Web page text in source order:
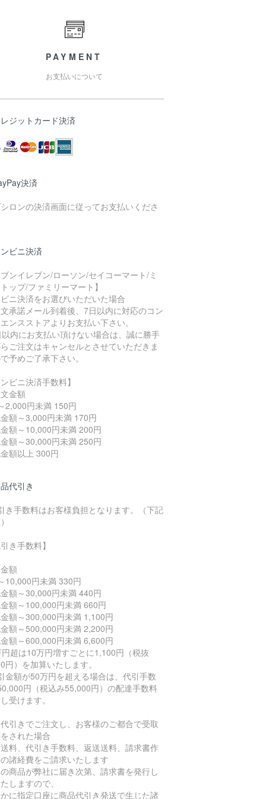
PAYMENT
お支払いについて
ジットカード決済
決済
ロンの決済画面に従ってお支払いくださ
ビニ決済
ブンイレブン/ローソン/セイコーマート/ミ
ップ/ファミリーマート】
ニ決済をお選びいただいた場合
承諾メール到着後、7日以内に対応のコン
ンスストアよりお支払い下さい。
内にお支払い頂けない場合は、誠に勝手
ご注文はキャンセルとさせていただきま
予めご了承下さい。
ンビニ決済手数料】
金額
2,000円未満 150円
額～3,000円未満 170円
額～10,000円未満 200円
額～30,000円未満 250円
額以上 300円
代引き
き手数料はお客様負担となります。（下記
引き手数料】
額
10,000円未満 330円
額～30,000円未満 440円
額～100,000円未満 660円
額～300,000円未満 1,100円
額～500,000円未満 2,200円
額～600,000円未満 6,600円
超は10万円増すごとに1,100円（税抜
円）を加算いたします。
金額が50万円を超える場合は、代引手数
円（税込み55,000円）の配達手数料
受けます。
引きでご注文し、お客様のご都合で受取
された場合
料、代引き手数料、返送送料、請求書作
諸経費をご請求いたします
商品が弊社に届き次第、請求書を発行し
しますので、
に指定口座に商品代引き発送で生じた諸